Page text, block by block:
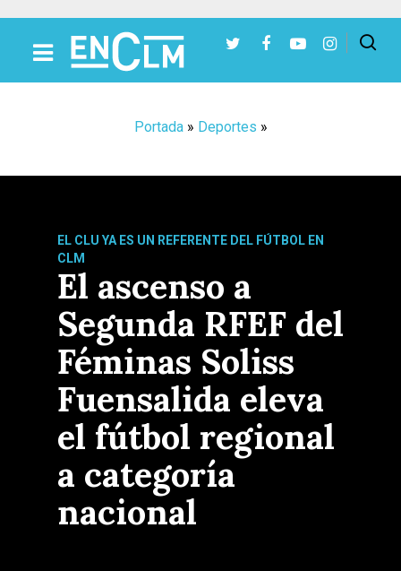
Portada» Deportes »
EL CLU YA ES UN REFERENTE DEL FÚTBOL EN
CLM
El ascenso a
Segunda RFEF del
Féminas Soliss
Fuensalida eleva
el fútbol regional
a categoría
nacional